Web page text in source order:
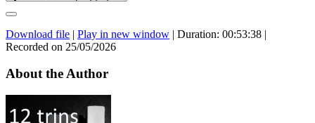
Download file | Play in new window | Duration: 00:53:38 |
Recorded on 25/05/2026
About the Author